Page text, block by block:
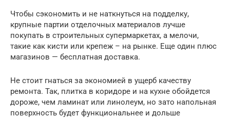
Чтобы сэкономить и не наткнуться на подделку,
крупные партии отделочных материалов лучше
покупать в строительных супермаркетах, а мелочи,
такие как кисти или крепеж – на рынке. Еще один плюс
магазинов — бесплатная доставка.
Не стоит гнаться за экономией в ущерб качеству
ремонта. Так, плитка в коридоре и на кухне обойдется
дороже, чем ламинат или линолеум, но зато напольная
поверхность будет функциональнее и дольше